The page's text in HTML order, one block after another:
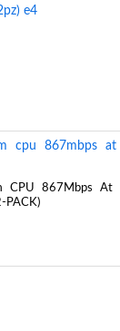
e4
cpu 867mbps at
CPU 867Mbps At
PACK)